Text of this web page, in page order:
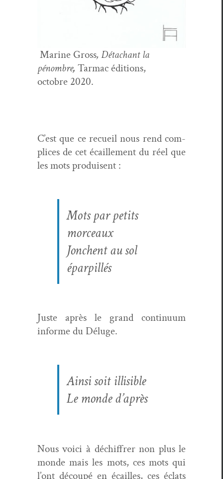
Marine Gross, Détachant la
pénom­bre, Tar­mac éditions,
octo­bre 2020.
C’est que ce recueil nous rend com­
plices de cet écaille­ment du réel que
les mots produisent :
Mots par petits
morceaux
Jonchent au sol
éparpillés
Juste après le grand con­tin­u­um
informe du Déluge.
Ain­si soit illisible
Le monde d’après
Nous voici à déchiffr­er non plus le
monde mais les mots, ces mots qui
l’ont découpé en écailles, ces éclats